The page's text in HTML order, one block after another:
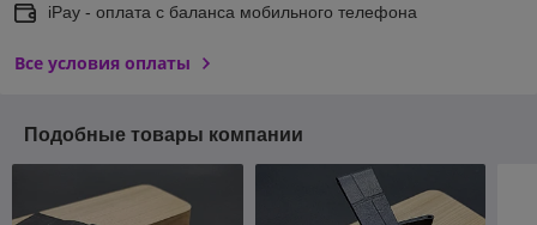
iPay - оплата с баланса мобильного телефона
Все условия оплаты
Подобные товары компании